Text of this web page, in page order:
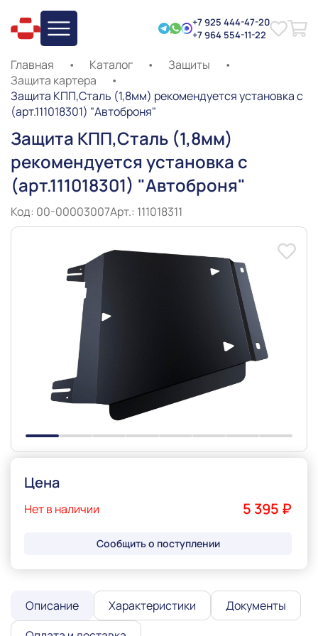
+7 925 444-47-20
+7 964 554-11-22
Главная • Каталог • Защиты
•
Защита картера
•
Защита КПП,Сталь (1,8мм) рекомендуется установка с
(арт.111018301) "Автоброня"
Защита КПП,Сталь (1,8мм)
рекомендуется установка с
(арт.111018301) "Автоброня"
Код: 00-00003007Арт.: 111018311
Цена
Нет в наличии 5 395 ₽
Сообщить о поступлении
Описание Характеристики
Документы